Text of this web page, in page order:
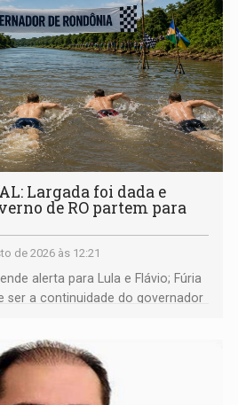
Largada foi dada e
de RO partem para
de 2026 às 12:21
alerta para Lula e Flávio; Fúria
ser a continuidade do governador
eleição; ABAV faz evento em